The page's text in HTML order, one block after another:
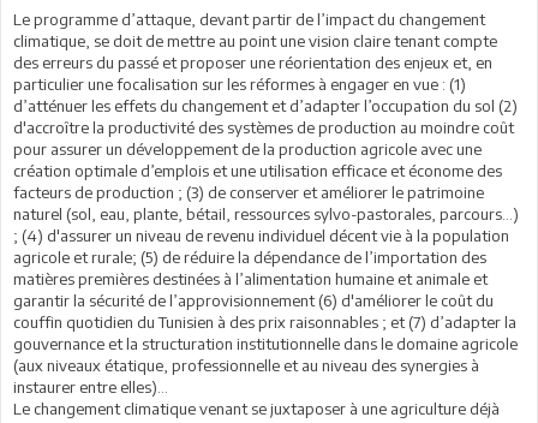
Le programme d’attaque, devant partir de l’impact du changement
climatique, se doit de mettre au point une vision claire tenant compte
des erreurs du passé et proposer une réorientation des enjeux et, en
particulier une focalisation sur les réformes à engager en vue : (1)
d’atténuer les effets du changement et d’adapter l’occupation du sol (2)
d'accroître la productivité des systèmes de production au moindre coût
pour assurer un développement de la production agricole avec une
création optimale d’emplois et une utilisation efficace et économe des
facteurs de production ; (3) de conserver et améliorer le patrimoine
naturel (sol, eau, plante, bétail, ressources sylvo-pastorales, parcours…)
; (4) d'assurer un niveau de revenu individuel décent vie à la population
agricole et rurale; (5) de réduire la dépendance de l’importation des
matières premières destinées à l’alimentation humaine et animale et
garantir la sécurité de l’approvisionnement (6) d'améliorer le coût du
couffin quotidien du Tunisien à des prix raisonnables ; et (7) d’adapter la
gouvernance et la structuration institutionnelle dans le domaine agricole
(aux niveaux étatique, professionnelle et au niveau des synergies à
instaurer entre elles)…
Le changement climatique venant se juxtaposer à une agriculture déjà